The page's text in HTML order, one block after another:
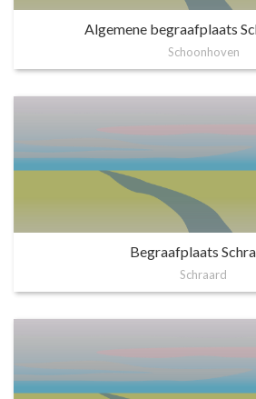
Algemene begraafplaats
Schoonhoven
Begraafplaats
Schraard